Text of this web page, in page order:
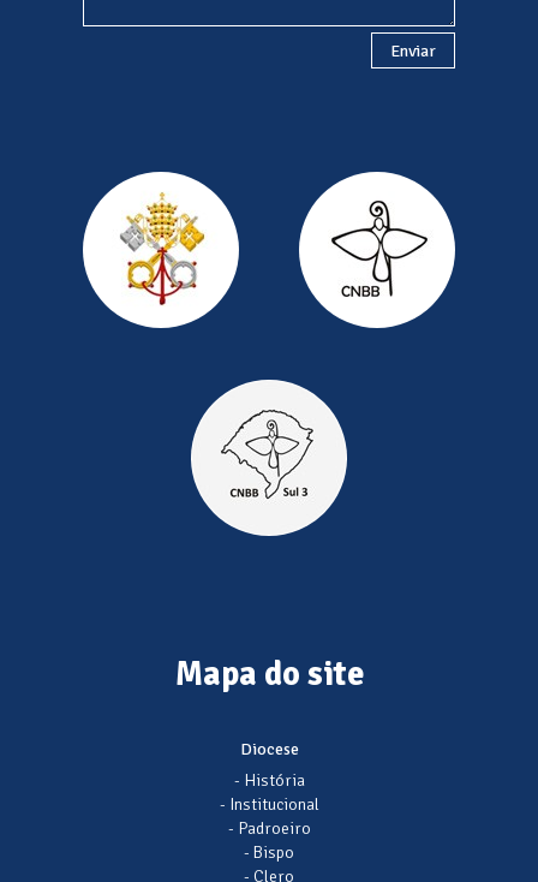
Mapa do site
Diocese
- História
- Institucional
- Padroeiro
- Bispo
- Clero